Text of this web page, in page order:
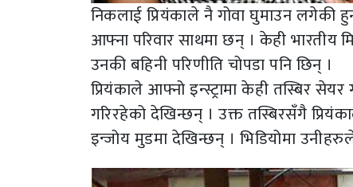
निकलाई प्रियंकाले नै गोवा घुमाउन लगेकी
आफ्ना परिवार साथमा छन् । केही भारतीय
उनकी बहिनी परिणीति चोपडा पनि छिन् ।
प्रियंकाले आफ्नो इन्स्ट्रामा केही तस्बिर
गरिरहेको देखिन्छन् । उक्त तस्बिरसँगै
इन्जोय मुडमा देखिन्छन् । भिडियोमा उनीहरुले